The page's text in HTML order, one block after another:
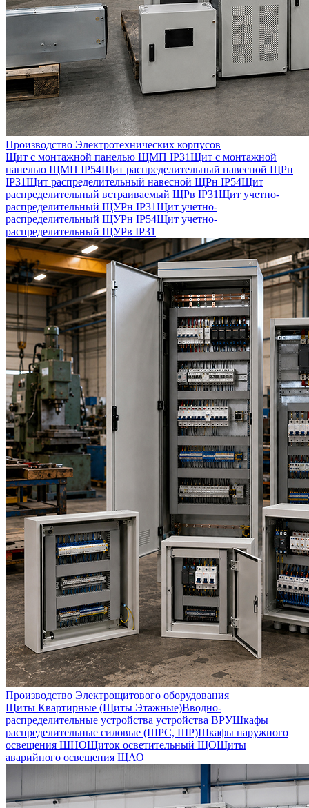
Производство Электротехнических корпусов
Щит с монтажной панелью ЩМП IP31Щит с монтажной
панелью ЩМП IP54Щит распределительный навесной ЩРн
IP31Щит распределительный навесной ЩРн IP54Щит
распределительный встраиваемый ЩРв IP31Щит учетно-
распределительный ЩУРн IP31Щит учетно-
распределительный ЩУРн IP54Щит учетно-
распределительный ЩУРв IP31
Производство Электрощитового оборудования
Щиты Квартирные (Щиты Этажные)Вводно-
распределительные устройства устройства ВРУШкафы
распределительные силовые (ШРС, ШР)Шкафы наружного
освещения ШНОЩиток осветительный ЩОЩиты
аварийного освещения ЩАО